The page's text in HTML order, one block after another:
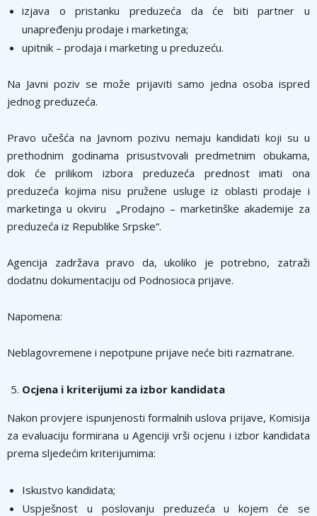
izjava o pristanku preduzeća da će biti partner u
unapređenju prodaje i marketinga;
upitnik – prodaja i marketing u preduzeću.
Na Javni poziv se može prijaviti samo jedna osoba ispred
jednog preduzeća.
Pravo učešća na Javnom pozivu nemaju kandidati koji su u
prethodnim godinama prisustvovali predmetnim obukama,
dok će prilikom izbora preduzeća prednost imati ona
preduzeća kojima nisu pružene usluge iz oblasti prodaje i
marketinga u okviru „Prodajno – marketinške akademije za
preduzeća iz Republike Srpske“.
Agencija zadržava pravo da, ukoliko je potrebno, zatraži
dodatnu dokumentaciju od Podnosioca prijave.
Napomena:
Neblagovremene i nepotpune prijave neće biti razmatrane.
Ocjena i kriterijumi za izbor kandidata
Nakon provjere ispunjenosti formalnih uslova prijave, Komisija
za evaluaciju formirana u Agenciji vrši ocjenu i izbor kandidata
prema slјedećim kriterijumima:
Iskustvo kandidata;
Uspješnost u poslovanju preduzeća u kojem će se